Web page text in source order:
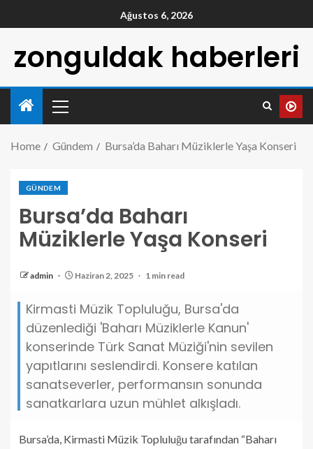
Ağustos 6, 2026
zonguldak haberleri
Home Gündem Bursa’da Baharı Müziklerle Yaşa Konseri
GÜNDEM
Bursa’da Baharı
Müziklerle Yaşa Konseri
admin Haziran 2, 2025 1 min read
Kirmasti Müzik Topluluğu, Bursa'da
düzenlediği 'Baharı Müziklerle Kanun'
konserinde Türk Sanat Müziği'nin sevilen
yapıtlarını seslendirdi. Konsere katılan
sanatseverler, performansın sonunda
sanatkarlara uzun mühlet alkışladı.
Bursa’da, Kirmasti Müzik Topluluğu tarafından “Baharı